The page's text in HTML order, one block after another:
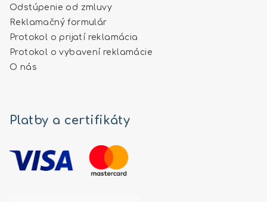
Odstúpenie od zmluvy
Reklamačný formulár
Protokol o prijatí reklamácia
Protokol o vybavení reklamácie
O nás
Platby a certifikáty